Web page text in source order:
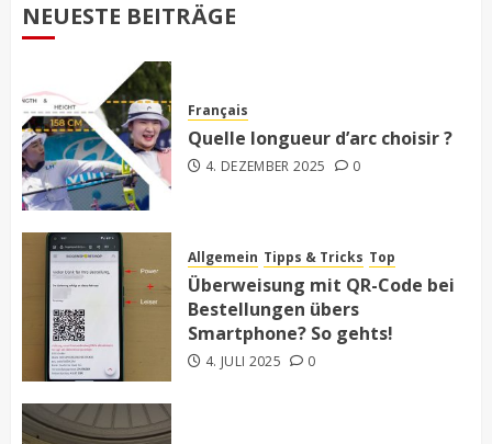
NEUESTE BEITRÄGE
Français
Quelle longueur d’arc choisir ?
4. DEZEMBER 2025 0
Allgemein Tipps & Tricks Top
Überweisung mit QR-Code bei
Bestellungen übers
Smartphone? So gehts!
4. JULI 2025 0